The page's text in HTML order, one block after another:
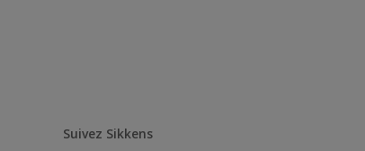
Suivez Sikkens